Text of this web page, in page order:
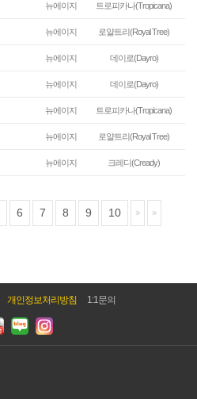
뉴에이지 트로피카나(Tropicana)
뉴에이지 로얄트리(Royal Tree)
뉴에이지 데이로(Dayro)
뉴에이지 데이로(Dayro)
뉴에이지 트로피카나(Tropicana)
뉴에이지 로얄트리(Royal Tree)
뉴에이지 크레디(Cready)
6 7 8 9 10
개인정보처리방침 1:1문의